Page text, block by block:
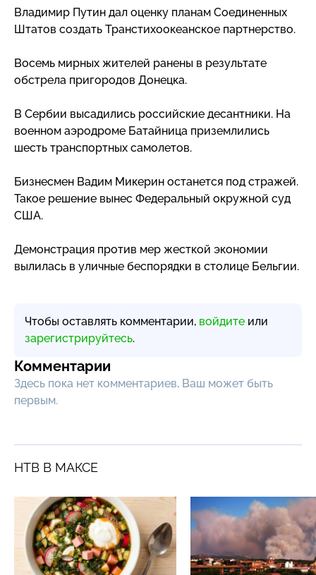
Владимир Путин дал оценку планам Соединенных
Штатов создать Транстихоокеанское партнерство.
Восемь мирных жителей ранены в результате
обстрела пригородов Донецка.
В Сербии высадились российские десантники. На
военном аэродроме Батайница приземлились
шесть транспортных самолетов.
Бизнесмен Вадим Микерин останется под стражей.
Такое решение вынес Федеральный окружной суд
США.
Демонстрация против мер жесткой экономии
вылилась в уличные беспорядки в столице Бельгии.
Чтобы оставлять комментарии, войдите или
зарегистрируйтесь.
Комментарии
Здесь пока нет комментариев, Ваш может быть
первым.
НТВ В МАКСЕ